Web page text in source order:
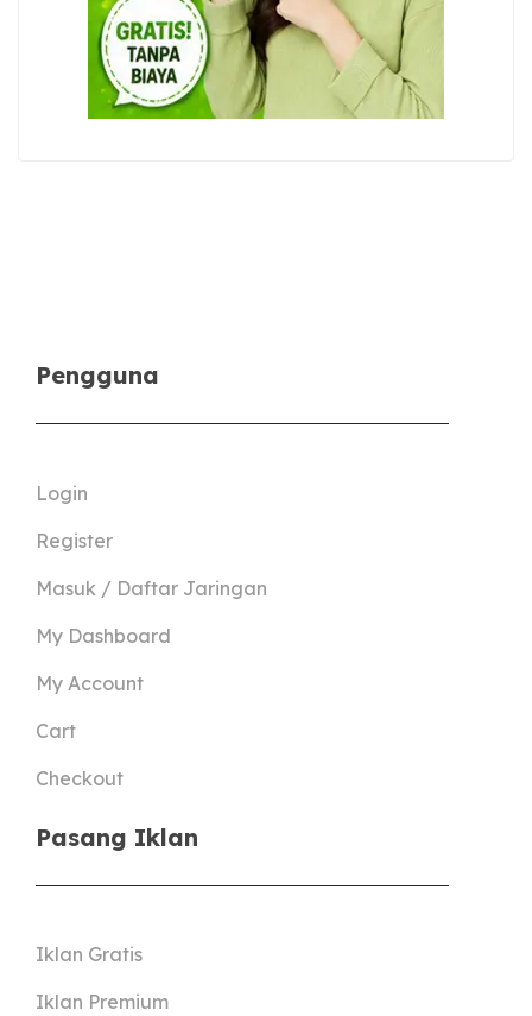
Pengguna
Login
Register
Masuk / Daftar Jaringan
My Dashboard
My Account
Cart
Checkout
Pasang Iklan
Iklan Gratis
Iklan Premium